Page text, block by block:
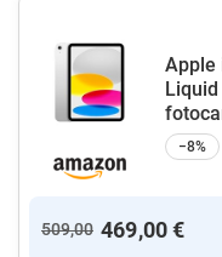
Apple
Liquid
−8%
509,00 469,00 €